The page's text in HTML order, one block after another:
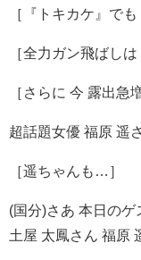
［『トキカケ』でも
［全力ガン飛ばしは
［さらに 今 露出急
超話題女優 福原 遥
［遥ちゃんも…］
(国分)さあ 本日のゲ
土屋 太鳳さん 福原